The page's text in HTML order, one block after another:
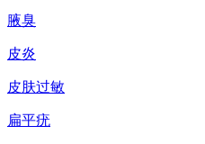
腋臭
皮炎
皮肤过敏
扁平疣